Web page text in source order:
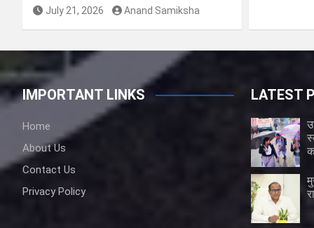
July 21, 2026 Anand Samiksha
IMPORTANT LINKS
Home
About Us
Contact Us
Privacy Policy
LATEST